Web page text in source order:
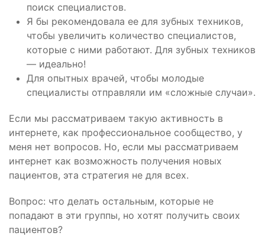
поиск специалистов.
Я бы рекомендовала ее для зубных техников,
чтобы увеличить количество специалистов,
которые с ними работают. Для зубных техников
— идеально!
Для опытных врачей, чтобы молодые
специалисты отправляли им «сложные случаи».
Если мы рассматриваем такую активность в
интернете, как профессиональное сообщество, у
меня нет вопросов. Но, если мы рассматриваем
интернет как возможность получения новых
пациентов, эта стратегия не для всех.
Вопрос: что делать остальным, которые не
попадают в эти группы, но хотят получить своих
пациентов?